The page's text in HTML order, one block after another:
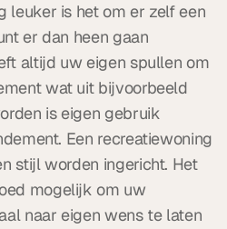
leuker is het om er zelf een
er dan heen gaan
altijd uw eigen spullen om
wat uit bijvoorbeeld
is eigen gebruik
Een recreatiewoning
stijl worden ingericht. Het
mogelijk om uw
naar eigen wens te laten